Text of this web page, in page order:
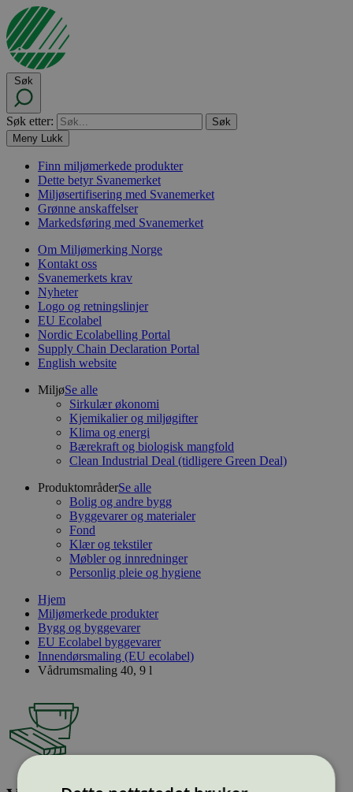
Søk
Søk etter:
Meny Lukk
Finn miljømerkede produkter
Dette betyr Svanemerket
Miljøsertifisering med Svanemerket
Grønne anskaffelser
Markedsføring med Svanemerket
Om Miljømerking Norge
Kontakt oss
Svanemerkets krav
Nyheter
Logo og retningslinjer
EU Ecolabel
Nordic Ecolabelling Portal
Supply Chain Declaration Portal
English website
MiljøSe alle
Sirkulær økonomi
Kjemikalier og miljøgifter
Klima og energi
Bærekraft og biologisk mangfold
Clean Industrial Deal (tidligere Green Deal)
ProduktområderSe alle
Bolig og andre bygg
Byggevarer og materialer
Fond
Klær og tekstiler
Møbler og innredninger
Personlig pleie og hygiene
Hjem
Miljømerkede produkter
Bygg og byggevarer
EU Ecolabel byggevarer
Innendørsmaling (EU ecolabel)
Vådrumsmaling 40, 9 l